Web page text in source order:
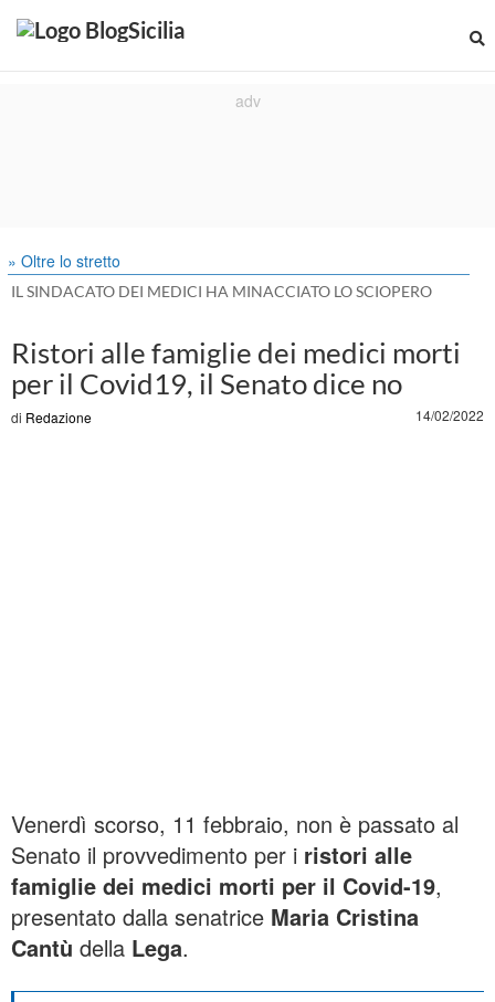
» Oltre lo stretto
IL SINDACATO DEI MEDICI HA MINACCIATO LO SCIOPERO
Ristori alle famiglie dei medici morti
per il Covid19, il Senato dice no
di Redazione 14/02/2022
Venerdì scorso, 11 febbraio, non è passato al
Senato il provvedimento per i ristori alle
famiglie dei medici morti per il Covid-19,
presentato dalla senatrice Maria Cristina
Cantù della Lega.